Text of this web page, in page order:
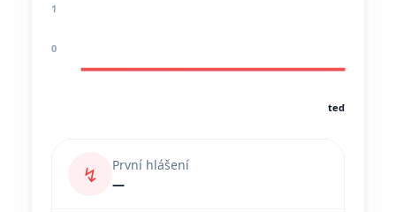
1
0
teď
↯
První hlášení
—